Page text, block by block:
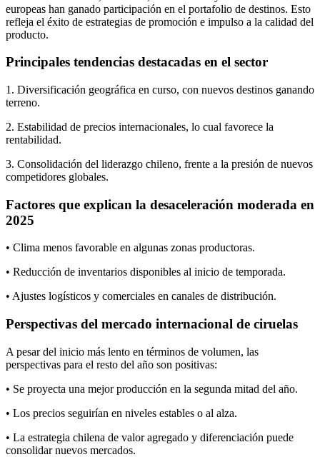
europeas han ganado participación en el portafolio de destinos. Esto
refleja el éxito de estrategias de promoción e impulso a la calidad del
producto.
Principales tendencias destacadas en el sector
1. Diversificación geográfica en curso, con nuevos destinos ganando
terreno.
2. Estabilidad de precios internacionales, lo cual favorece la
rentabilidad.
3. Consolidación del liderazgo chileno, frente a la presión de nuevos
competidores globales.
Factores que explican la desaceleración moderada en
2025
• Clima menos favorable en algunas zonas productoras.
• Reducción de inventarios disponibles al inicio de temporada.
• Ajustes logísticos y comerciales en canales de distribución.
Perspectivas del mercado internacional de ciruelas
A pesar del inicio más lento en términos de volumen, las
perspectivas para el resto del año son positivas:
• Se proyecta una mejor producción en la segunda mitad del año.
• Los precios seguirían en niveles estables o al alza.
• La estrategia chilena de valor agregado y diferenciación puede
consolidar nuevos mercados.